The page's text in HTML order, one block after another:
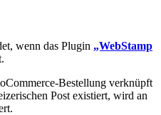
wenn das Plugin „WebStamp
Bestellung verknüpft
Post existiert, wird an